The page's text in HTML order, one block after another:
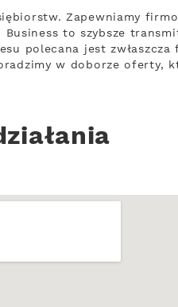
Zapewniamy
to szybsze
polecana jest
w doborze oferty,